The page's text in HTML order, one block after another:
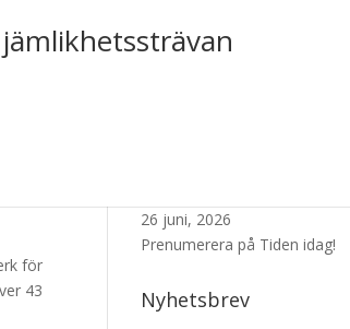
för
43
26 juni, 2026
Prenumerera på Tiden idag!
Nyhetsbrev